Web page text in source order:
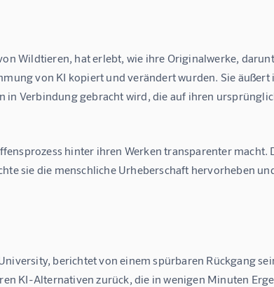
Wildtieren, hat erlebt, wie ihre Originalwerke,
von KI kopiert und verändert wurden. Sie äußert
in Verbindung gebracht wird, die auf ihren
hinter ihren Werken transparenter macht.
sie die menschliche Urheberschaft hervorheben
berichtet von einem spürbaren Rückgang
KI-Alternativen zurück, die in wenigen Minuten